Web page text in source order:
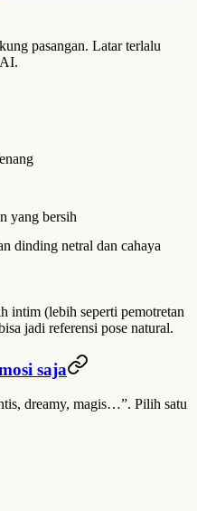
pasangan. Latar terlalu
yang bersih
dinding netral dan cahaya
intim (lebih seperti pemotretan
jadi referensi pose natural.
saja
dreamy, magis…”. Pilih satu